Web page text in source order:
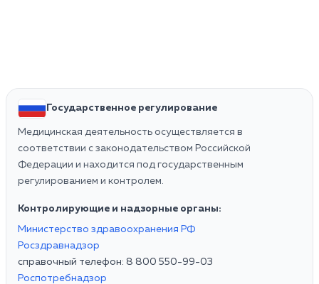
Государственное регулирование
Медицинская деятельность осуществляется в
соответствии с законодательством Российской
Федерации и находится под государственным
регулированием и контролем.
Контролирующие и надзорные органы:
Министерство здравоохранения РФ
Росздравнадзор
справочный телефон: 8 800 550-99-03
Роспотребнадзор